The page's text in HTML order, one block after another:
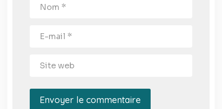
Envoyer le commentaire